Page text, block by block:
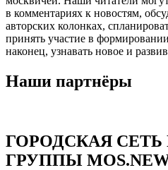
в комментариях к новостям,
авторских колонках,
принять участие в
наконец, узнавать новое и
Наши партнёры
ГОРОДСКАЯ
ГРУППЫ